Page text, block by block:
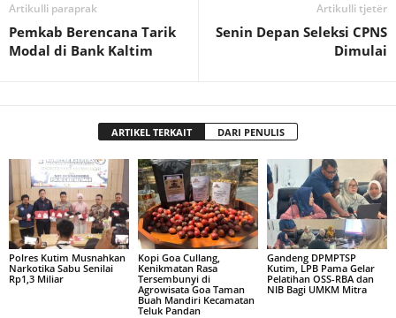
Artikulli paraprak
Pemkab Berencana Tarik
Modal di Bank Kaltim
Artikulli tjetër
Senin Depan Seleksi CPNS
Dimulai
ARTIKEL TERKAIT DARI PENULIS
Polres Kutim Musnahkan
Narkotika Sabu Senilai
Rp1,3 Miliar
Kopi Goa Cullang,
Kenikmatan Rasa
Tersembunyi di
Agrowisata Goa Taman
Buah Mandiri Kecamatan
Teluk Pandan
Gandeng DPMPTSP
Kutim, LPB Pama Gelar
Pelatihan OSS-RBA dan
NIB Bagi UMKM Mitra